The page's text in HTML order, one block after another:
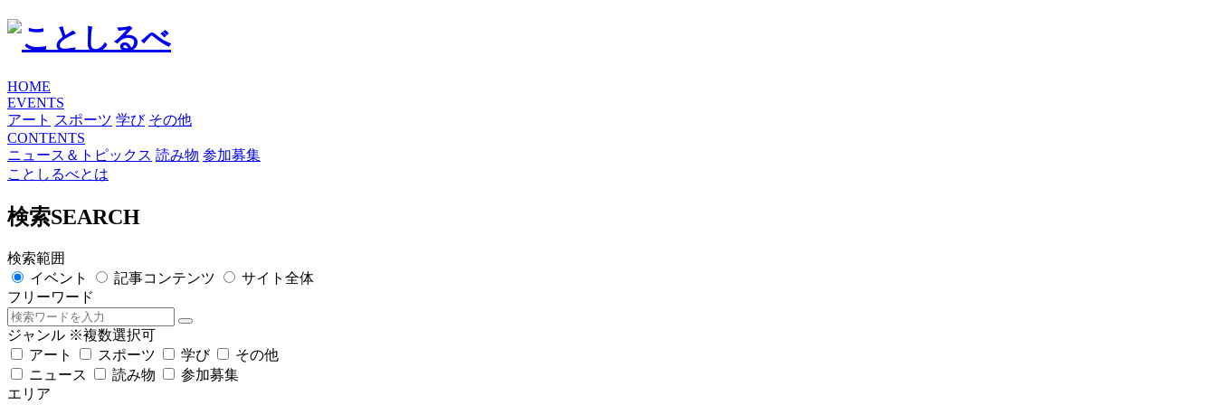
HOME
EVENTS
アート スポーツ 学び その他
CONTENTS
ニュース＆トピックス 読み物 参加募集
ことしるべとは
検索SEARCH
検索範囲
イベント
記事コンテンツ
サイト全体
フリーワード
ジャンル ※複数選択可
アート
スポーツ 学び
その他
ニュース
読み物
参加募集
エリア